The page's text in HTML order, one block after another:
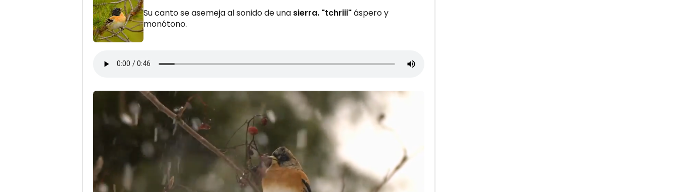
Su canto se asemeja al sonido de una sierra. "tchriii"áspero y
monótono.